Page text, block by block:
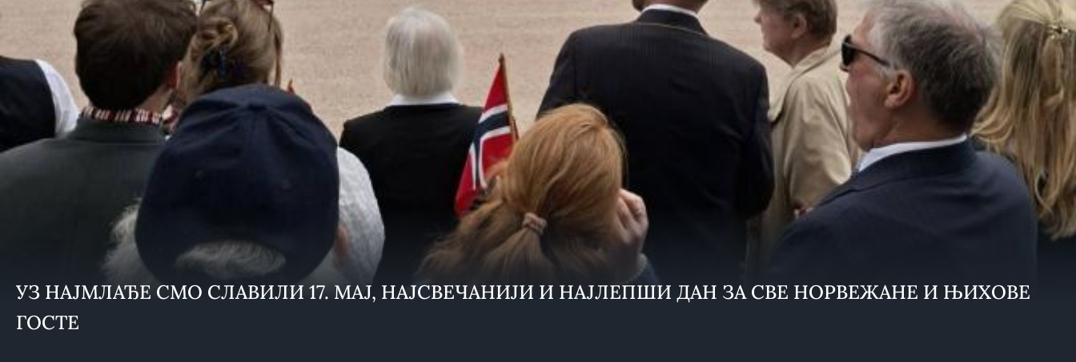
УЗ НАЈМЛАЂЕ СМО СЛАВИЛИ 17. МАЈ, НАЈСВЕЧАНИЈИ И НАЈЛЕПШИ ДАН ЗА СВЕ НОРВЕЖАНЕ И ЊИХОВЕ
ГОСТЕ